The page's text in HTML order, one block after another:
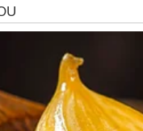
ulazi u period u
više nego što
taj trud konačno